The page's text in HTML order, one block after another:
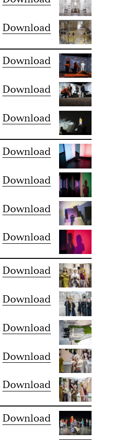
Download
Download
Download
Download
Download
Download
Download
Download
Download
Download
Download
Download
Download
Download